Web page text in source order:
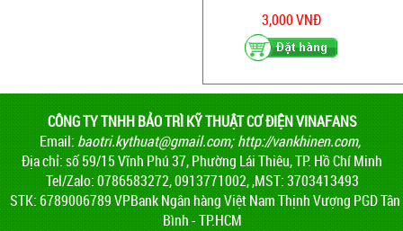
3,000 VNĐ
CÔNG TY TNHH BẢO TRÌ KỸ THUẬT CƠ ĐIỆN VINAFANS
Email: baotri.kythuat@gmail.com;http://vankhinen.com,
Địa chỉ: số 59/15 Vĩnh Phú 37, Phường Lái Thiêu, TP. Hồ Chí Minh
Tel/Zalo: 0786583272, 0913771002, ,MST: 3703413493
STK: 6789006789 VPBank Ngân hàng Việt Nam Thịnh Vượng PGD Tân
Bình - TP.HCM